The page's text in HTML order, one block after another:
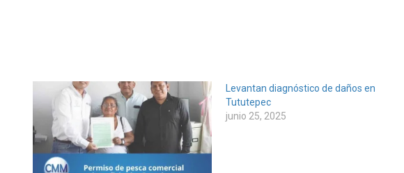
Levantan diagnóstico de daños en
Tututepec
junio 25, 2025